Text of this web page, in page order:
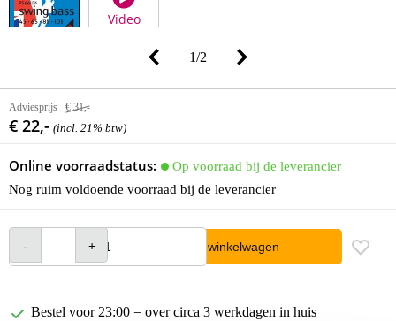
Video
1/2
Adviesprijs € 31,-
€ 22,- (incl. 21% btw)
Online voorraadstatus:
Op voorraad bij de leverancier
Nog ruim voldoende voorraad bij de leverancier
In winkelwagen
Bestel voor 23:00 = over circa 3 werkdagen in huis